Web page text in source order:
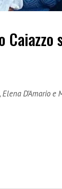
Caiazzo
D’Amario e